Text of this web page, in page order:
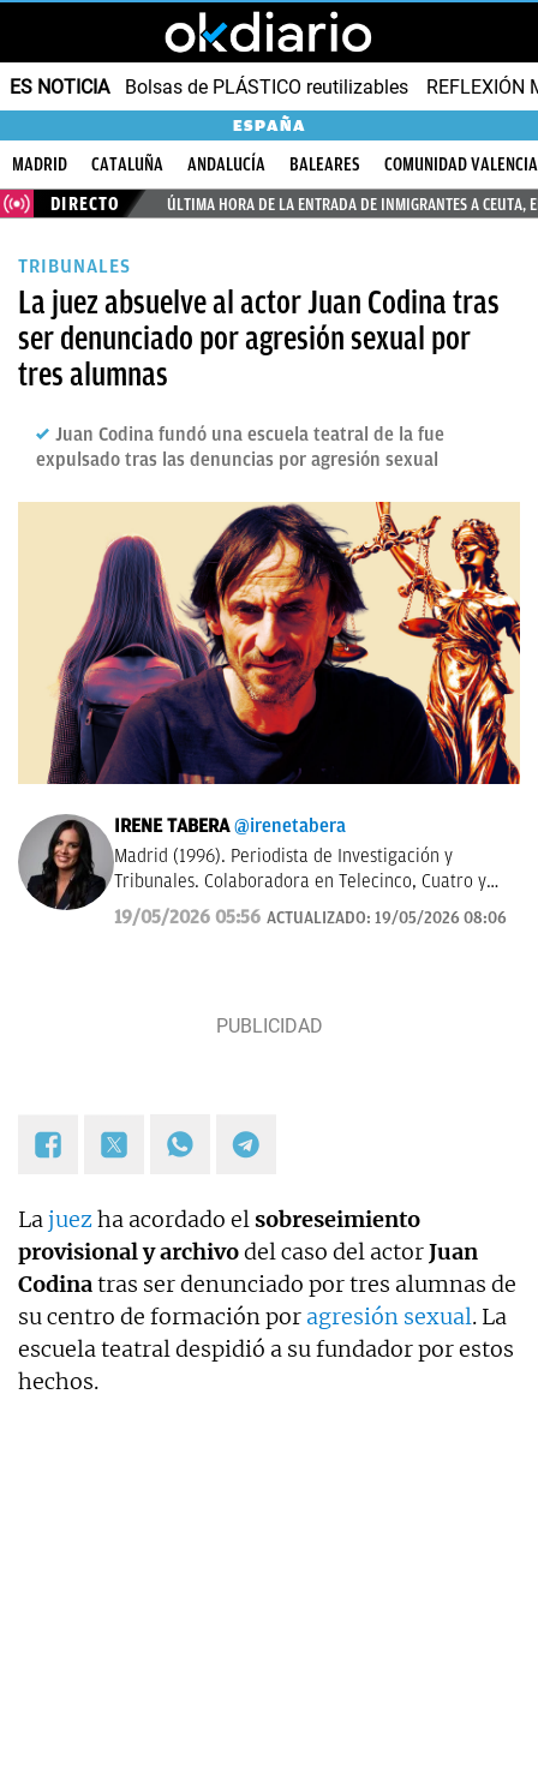
ES NOTICIA Bolsas de PLÁSTICO reutilizables REFLEXIÓN
ESPAÑA
MADRID CATALUÑA ANDALUCÍA BALEARES
COMUNIDAD
DIRECTO
ÚLTIMA HORA DE LA ENTRADA DE INMIGRANTES A CEUTA,
TRIBUNALES
La juez absuelve al actor Juan Codina tras
ser denunciado por agresión sexual por
tres alumnas
Juan Codina fundó una escuela teatral de la fue
expulsado tras las denuncias por agresión sexual
IRENE TABERA @irenetabera
Madrid (1996). Periodista de Investigación y
Tribunales. Colaboradora en Telecinco, Cuatro y
Telemadrid. Graduada en Periodismo por la
Universidad Complutense de Madrid y máster en
19/05/2026 05:56 ACTUALIZADO: 19/05/2026 08:06
Lajuezha acordado elsobreseimiento
provisional y archivodel caso del actorJuan
Codinatras ser denunciado por tres alumnas de
su centro de formación por agresión sexual. La
escuela teatral despidió a su fundador por estos
hechos.